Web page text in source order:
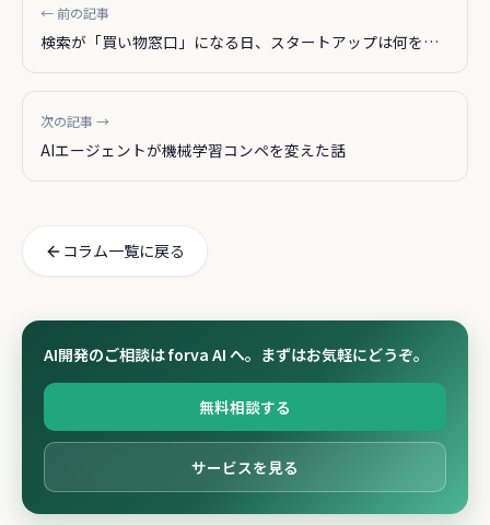
← 前の記事
検索が「買い物窓口」になる日、スタートアップは何を準
備すべきか
次の記事 →
AIエージェントが機械学習コンペを変えた話
コラム一覧に戻る
AI開発のご相談は forva AI へ。まずはお気軽にどうぞ。
無料相談する
サービスを見る